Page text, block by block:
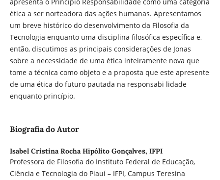
ética a ser norteadora das ações humanas. Apresentamos
um breve histórico do desenvolvimento da Filosofia da
Tecnologia enquanto uma disciplina filosófica específica e,
então, discutimos as principais considerações de Jonas
sobre a necessidade de uma ética inteiramente nova que
tome a técnica como objeto e a proposta que este apresente
de uma ética do futuro pautada na responsabi lidade
enquanto princípio.
Biografia do Autor
Isabel Cristina Rocha Hipólito Gonçalves, IFPI
Professora de Filosofia do Instituto Federal de Educação,
Ciência e Tecnologia do Piauí – IFPI, Campus Teresina